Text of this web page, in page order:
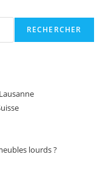
RECHERCHER
lourds ?